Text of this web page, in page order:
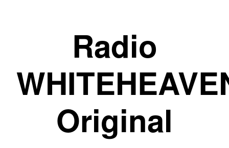
Radio
Original